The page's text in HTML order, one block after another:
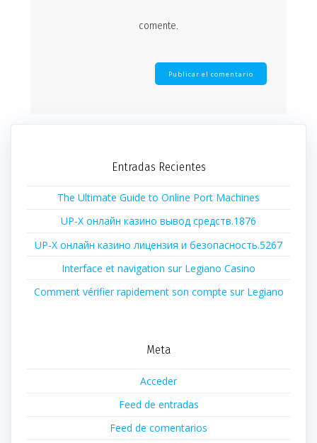
comente.
Entradas Recientes
The Ultimate Guide to Online Port Machines
UP-X онлайн казино вывод средств.1876
UP-X онлайн казино лицензия и безопасность.5267
Interface et navigation sur Legiano Casino
Comment vérifier rapidement son compte sur Legiano
Meta
Acceder
Feed de entradas
Feed de comentarios